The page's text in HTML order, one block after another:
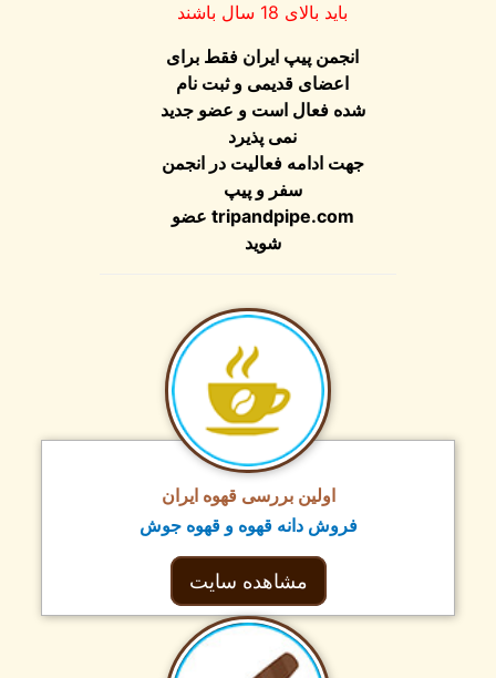
باید بالای 18 سال باشند
انجمن پیپ ایران فقط برای
اعضای قدیمی و ثبت نام
شده فعال است و عضو جدید
نمی پذیرد
جهت ادامه فعالیت در انجمن
سفر و پیپ
tripandpipe.comعضو
شوید
اولین بررسی قهوه ایران
فروش دانه قهوه و قهوه جوش
مشاهده سایت